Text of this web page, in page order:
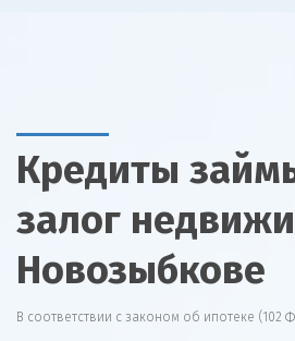
Кредиты
залог
Новозыбкове
В соответствии с законом об ипотеке (102